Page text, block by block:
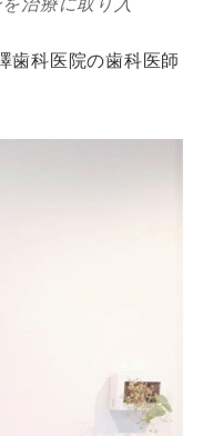
治療に取り入
歯科医院の歯科医師